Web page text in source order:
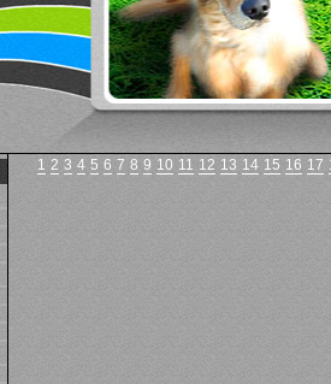
1 2 3 4 5 6 7 8 9 10 11 12 13 14 15 16 17